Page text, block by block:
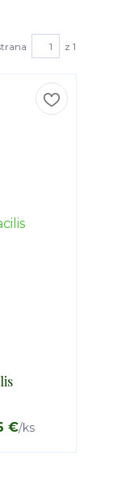
z 1
€/ks